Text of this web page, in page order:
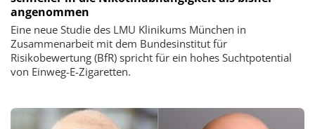
angenommen
Eine neue Studie des LMU Klinikums München in
Zusammenarbeit mit dem Bundesinstitut für
Risikobewertung (BfR) spricht für ein hohes Suchtpotential
von Einweg-E-Zigaretten.